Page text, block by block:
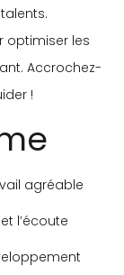
optimiser les
Accrochez-
!
agréable
l’écoute